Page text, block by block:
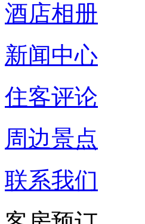
酒店相册
新闻中心
住客评论
周边景点
联系我们